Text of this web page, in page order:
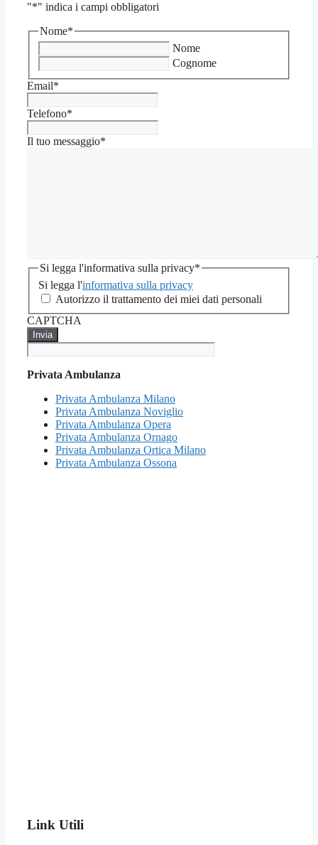
"*" indica i campi obbligatori
Nome*
Nome
Cognome
Email*
Telefono*
Il tuo messaggio*
Si legga l'informativa sulla privacy*
Si legga l'informativa sulla privacy
Autorizzo il trattamento dei miei dati personali
CAPTCHA
Privata Ambulanza
Privata Ambulanza Milano
Privata Ambulanza Noviglio
Privata Ambulanza Opera
Privata Ambulanza Ornago
Privata Ambulanza Ortica Milano
Privata Ambulanza Ossona
Link Utili